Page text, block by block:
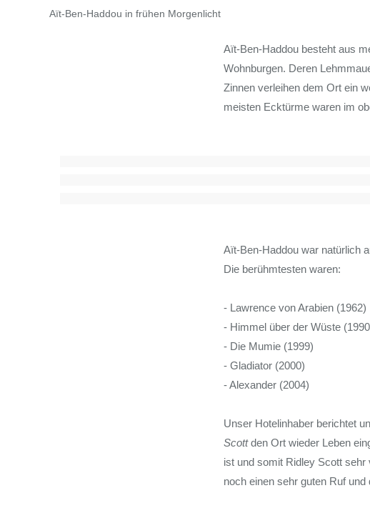
Aït-Ben-Haddou in frühen Morgenlicht
Aït-Ben-Haddou besteht aus
Wohnburgen. Deren
Zinnen verleihen dem Ort ein
meisten Ecktürme waren im
Aït-Ben-Haddou war natürlich
Die berühmtesten waren:
- Lawrence von Arabien (1962)
- Himmel über der Wüste
- Die Mumie (1999)
- Gladiator (2000)
- Alexander (2004)
Unser Hotelinhaber berichtet
Scottden Ort wieder Leben
ist und somit Ridley Scott
noch einen sehr guten Ruf